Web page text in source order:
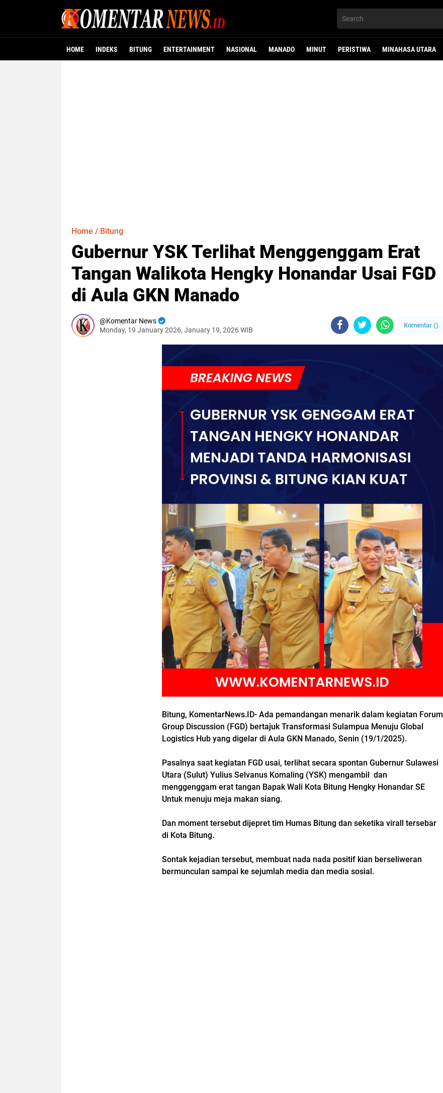
HOME INDEKS BITUNG ENTERTAINMENT NASIONAL MANADO MINUT PERISTIWA MINAHASA UTARA
Home / Bitung
Gubernur YSK Terlihat Menggenggam Erat
Tangan Walikota Hengky Honandar Usai FGD
di Aula GKN Manado
Komentar News
Monday, 19 January 2026, January 19, 2026 WIB
Komentar ()
Bitung, KomentarNews.ID- Ada pemandangan menarik dalam kegiatan Forum
Group Discussion (FGD) bertajuk Transformasi Sulampua Menuju Global
Logistics Hub yang digelar di Aula GKN Manado, Senin (19/1/2025).
Pasalnya saat kegiatan FGD usai, terlihat secara spontan Gubernur Sulawesi
Utara (Sulut) Yulius Selvanus Komaling (YSK) mengambil dan
menggenggam erat tangan Bapak Wali Kota Bitung Hengky Honandar SE
Untuk menuju meja makan siang.
Dan moment tersebut dijepret tim Humas Bitung dan seketika virall tersebar
di Kota Bitung.
Sontak kejadian tersebut, membuat nada nada positif kian berseliweran
bermunculan sampai ke sejumlah media dan media sosial.